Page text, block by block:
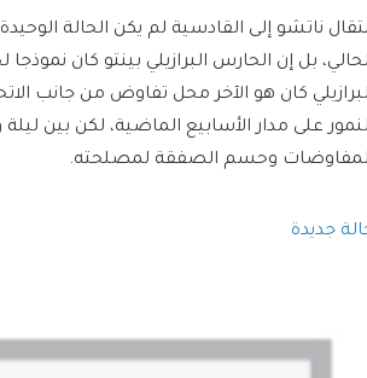
ناتشو إلى القادسية لم يكن الحالة
بل إن الحارس البرازيلي بينتو كان
كان هو الآخر محل تفاوض من جانب
على مدار الأسابيع الماضية، لكن بين
وحسم الصفقة لمصلحته.
جديدة